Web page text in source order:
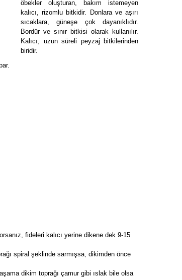
öbekler oluşturan, bakım istemeyen
kalıcı, rizomlu bitkidir. Donlara ve aşırı
sıcaklara, güneşe çok dayanıklıdır.
Bordür ve sınır bitkisi olarak kullanılır.
Kalıcı, uzun süreli peyzaj bitkilerinden
biridir.
fideleri kalıcı yerine dikene dek 9-15
spiral şeklinde sarmışsa, dikimden önce
dikim toprağı çamur gibi ıslak bile olsa